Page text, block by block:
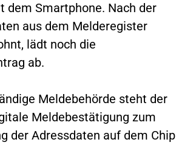
dem Smartphone. Nach der
aus dem Melderegister
lädt noch die
ab.
Meldebehörde steht der
Meldebestätigung zum
der Adressdaten auf dem Chip